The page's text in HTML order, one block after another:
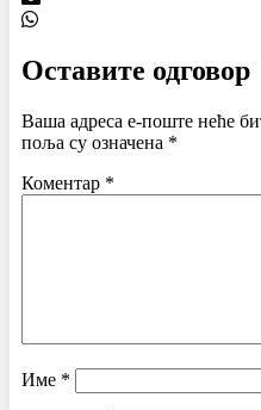
Оставите одговор
Ваша адреса е-поште неће
поља су означена *
Коментар *
Име *